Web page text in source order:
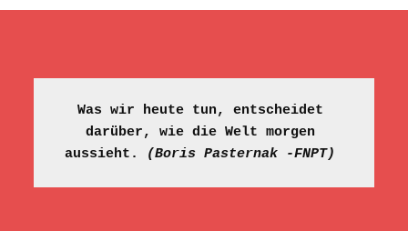
Was wir heute tun, entscheidet
darüber, wie die Welt morgen
aussieht.
(Boris Pasternak -FNPT)